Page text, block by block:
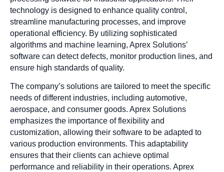
technology is designed to enhance quality control,
streamline manufacturing processes, and improve
operational efficiency. By utilizing sophisticated
algorithms and machine learning, Aprex Solutions’
software can detect defects, monitor production lines, and
ensure high standards of quality.
The company’s solutions are tailored to meet the specific
needs of different industries, including automotive,
aerospace, and consumer goods. Aprex Solutions
emphasizes the importance of flexibility and
customization, allowing their software to be adapted to
various production environments. This adaptability
ensures that their clients can achieve optimal
performance and reliability in their operations. Aprex